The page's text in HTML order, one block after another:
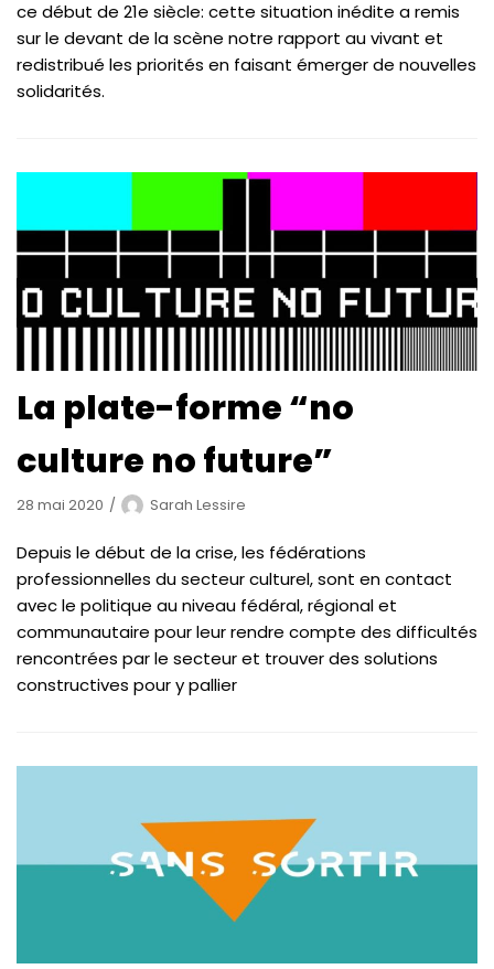
ce début de 21e siècle: cette situation inédite a remis
sur le devant de la scène notre rapport au vivant et
redistribué les priorités en faisant émerger de nouvelles
solidarités.
La plate-forme “no
culture no future”
28 mai 2020 Sarah Lessire
Depuis le début de la crise, les fédérations
professionnelles du secteur culturel, sont en contact
avec le politique au niveau fédéral, régional et
communautaire pour leur rendre compte des difficultés
rencontrées par le secteur et trouver des solutions
constructives pour y pallier